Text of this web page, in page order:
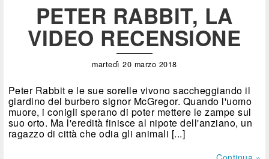
PETER RABBIT, LA
VIDEO RECENSIONE
martedì 20 marzo 2018
Peter Rabbit e le sue sorelle vivono saccheggiando il
giardino del burbero signor McGregor. Quando l'uomo
muore, i conigli sperano di poter mettere le zampe sul
suo orto. Ma l'eredità finisce al nipote dell'anziano, un
ragazzo di città che odia gli animali [...]